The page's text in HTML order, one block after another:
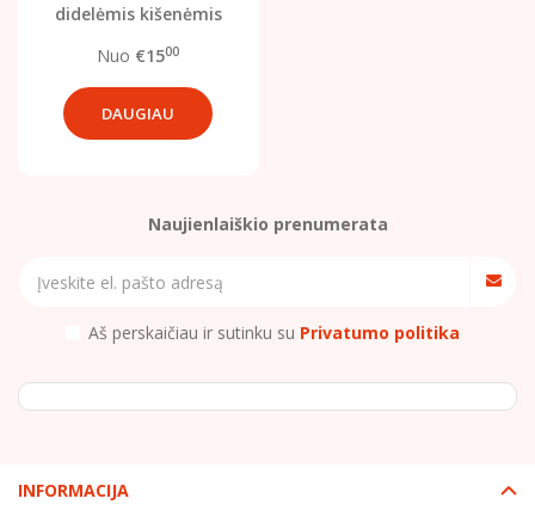
didelėmis kišenėmis
Nuo €1500
DAUGIAU
Naujienlaiškio prenumerata
Aš perskaičiau ir sutinku su Privatumo politika
INFORMACIJA